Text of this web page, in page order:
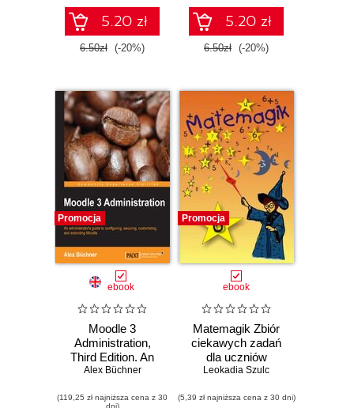
5.20 zł
6.50zł (-20%)
5.20 zł
6.50zł (-20%)
Promocja
ebook
Moodle 3
Administration,
Third Edition. An
administrator's
configuring,
Alex Büchner
(119,25 zł najniższa cena z 30
Promocja
ebook
Matemagik Zbiór
ciekawych zadań
dla uczniów
początkowych klas
podstawowej
Leokadia Szulc
(5,39 zł najniższa cena z 30 dni)